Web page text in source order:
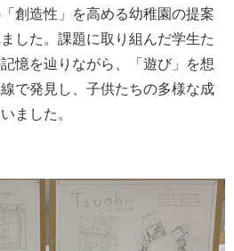
創造性」を高める幼稚園の提案
した。課題に取り組んだ学生た
憶を辿りながら、「遊び」を想
で発見し、子供たちの多様な成
ました。